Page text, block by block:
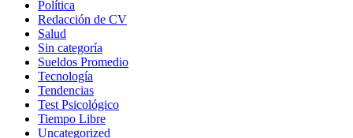
Política
Redacción de CV
Salud
Sin categoría
Sueldos Promedio
Tecnología
Tendencias
Test Psicológico
Tiempo Libre
Uncategorized